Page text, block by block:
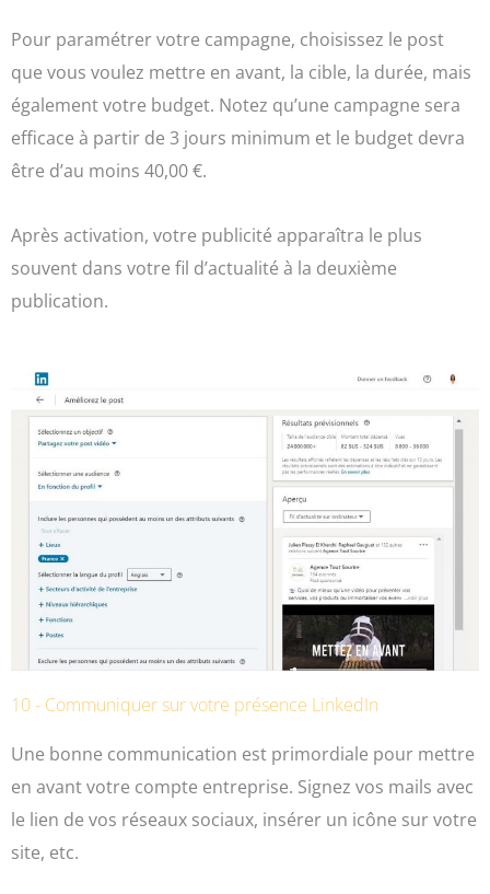
Pour paramétrer votre campagne, choisissez le post
que vous voulez mettre en avant, la cible, la durée, mais
également votre budget. Notez qu’une campagne sera
efficace à partir de 3 jours minimum et le budget devra
être d’au moins 40,00 €.
Après activation, votre publicité apparaîtra le plus
souvent dans votre fil d’actualité à la deuxième
publication.
10 - Communiquer sur votre présence LinkedIn
Une bonne communication est primordiale pour mettre
en avant votre compte entreprise. Signez vos mails avec
le lien de vos réseaux sociaux, insérer un icône sur votre
site, etc.